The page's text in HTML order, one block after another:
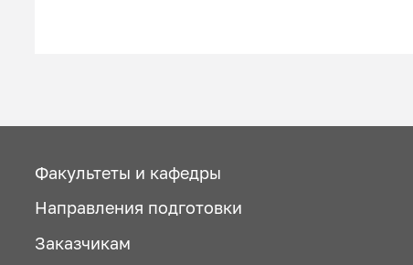
Факультеты и кафедры
Направления подготовки
Заказчикам